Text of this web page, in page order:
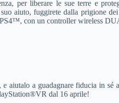
per liberare le sue terre e
aiuto, fuggirete dalla prigione
con un controller wireless
aiutalo a guadagnare fiducia in
dal 16 aprile!